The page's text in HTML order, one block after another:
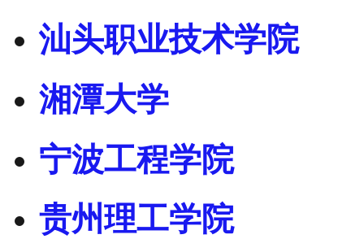
汕头职业技术学院
湘潭大学
宁波工程学院
贵州理工学院